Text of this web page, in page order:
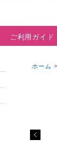
ご利用ガイド
ホーム >